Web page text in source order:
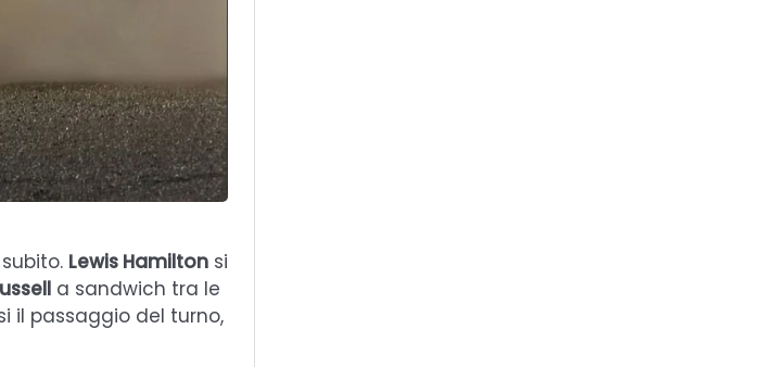
Lewis Hamilton si
a sandwich tra le
il passaggio del turno,